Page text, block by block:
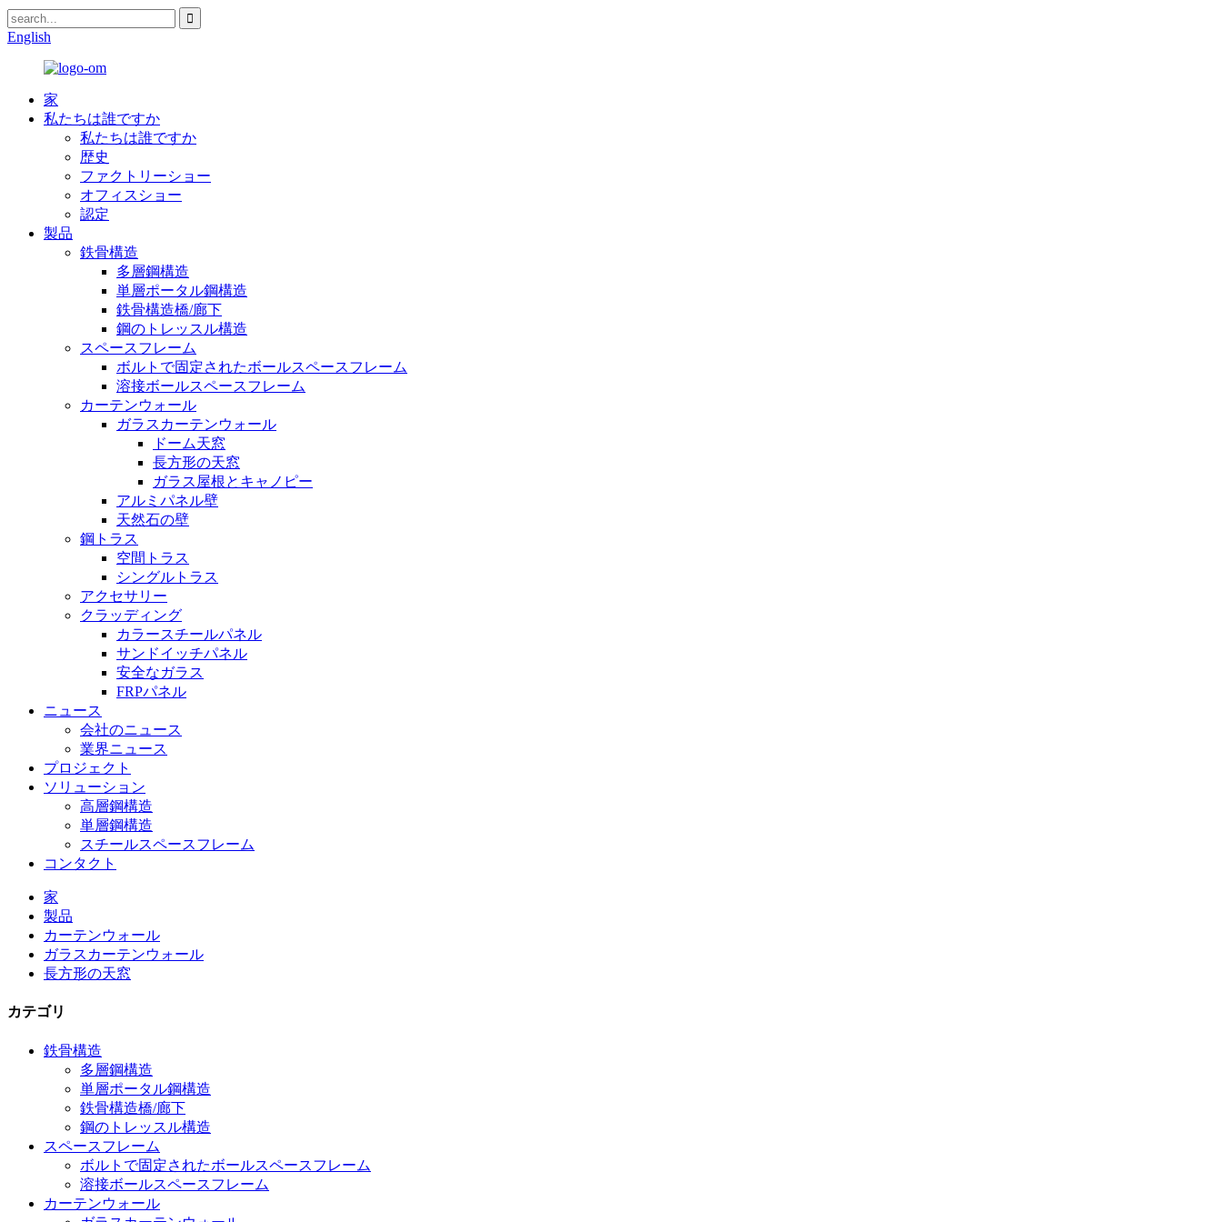
English
家
私たちは誰ですか
私たちは誰ですか
歴史
ファクトリーショー
オフィスショー
認定
製品
鉄骨構造
多層鋼構造
単層ポータル鋼構造
鉄骨構造橋/廊下
鋼のトレッスル構造
スペースフレーム
ボルトで固定されたボールスペースフレーム
溶接ボールスペースフレーム
カーテンウォール
ガラスカーテンウォール
ドーム天窓
長方形の天窓
ガラス屋根とキャノピー
アルミパネル壁
天然石の壁
鋼トラス
空間トラス
シングルトラス
アクセサリー
クラッディング
カラースチールパネル
サンドイッチパネル
安全なガラス
FRPパネル
ニュース
会社のニュース
業界ニュース
プロジェクト
ソリューション
高層鋼構造
単層鋼構造
スチールスペースフレーム
コンタクト
家
製品
カーテンウォール
ガラスカーテンウォール
長方形の天窓
カテゴリ
鉄骨構造
多層鋼構造
単層ポータル鋼構造
鉄骨構造橋/廊下
鋼のトレッスル構造
スペースフレーム
ボルトで固定されたボールスペースフレーム
溶接ボールスペースフレーム
カーテンウォール